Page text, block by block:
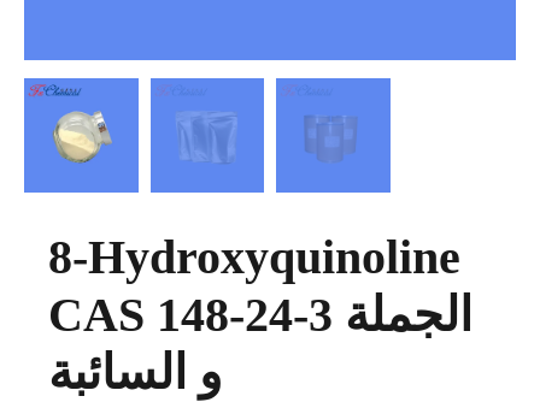
8-Hydroxyquinoline
CAS 148-24-3 الجملة
و السائبة